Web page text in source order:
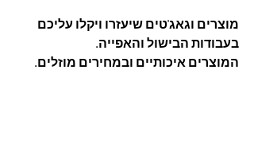
מוצרים וגאג'טים שיעזרו ויקלו עליכם
בעבודות הבישול והאפייה.
המוצרים איכותיים ובמחירים מוזלים.